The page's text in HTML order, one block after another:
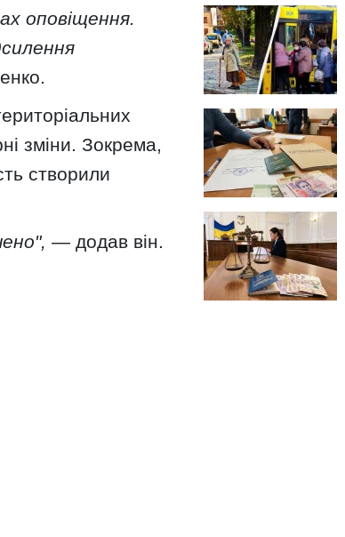
оповіщення.
зміни. Зокрема,
створили
— додав він.